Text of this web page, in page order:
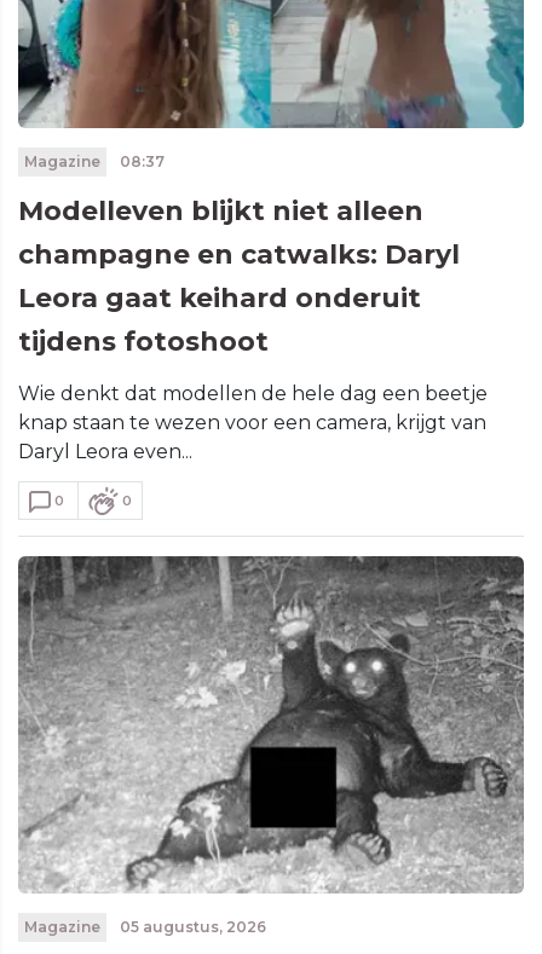
Magazine 08:37
Modelleven blijkt niet alleen
champagne en catwalks: Daryl
Leora gaat keihard onderuit
tijdens fotoshoot
Wie denkt dat modellen de hele dag een beetje
knap staan te wezen voor een camera, krijgt van
Daryl Leora even...
0 0
Magazine 05 augustus, 2026